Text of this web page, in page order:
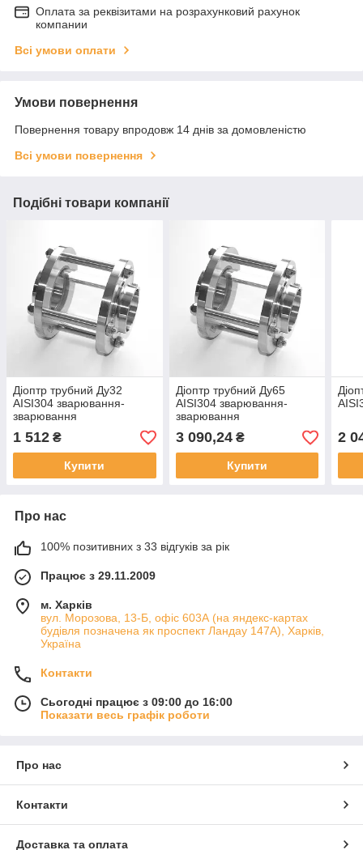
Оплата за реквізитами на розрахунковий рахунок
компании
Всі умови оплати
Умови повернення
Повернення товару впродовж 14 днів за домовленістю
Всі умови повернення
Подібні товари компанії
Діоптр трубний Ду32
AISI304 зварювання-
зварювання
1 512 ₴
Купити
Діоптр трубний Ду65
AISI304 зварювання-
зварювання
3 090,24₴
Купити
2
Про нас
100% позитивних з 33 відгуків за рік
Працює з 29.11.2009
м. Харків
вул. Морозова, 13-Б, офіс 603А (на яндекс-картах
будівля позначена як проспект Ландау 147А), Харків,
Україна
Контакти
Сьогодні працює з 09:00 до 16:00
Показати весь графік роботи
Про нас
Контакти
Доставка та оплата